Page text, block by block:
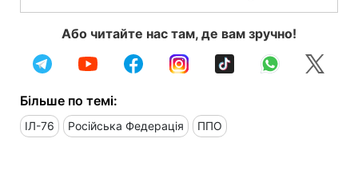
Або читайте нас там, де вам зручно!
Більше по темі:
ІЛ-76 Російська Федерація ППО